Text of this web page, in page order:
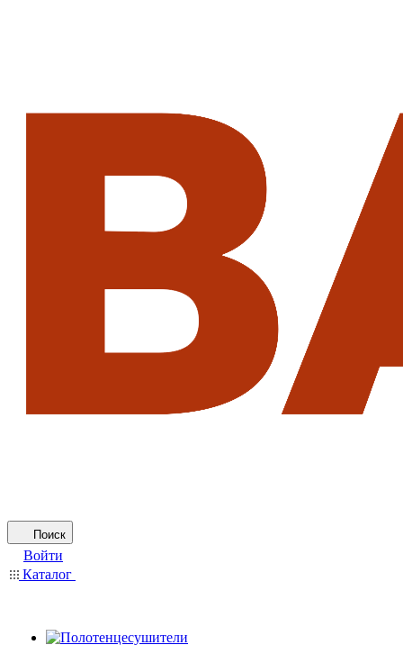
Поиск
Войти
Каталог